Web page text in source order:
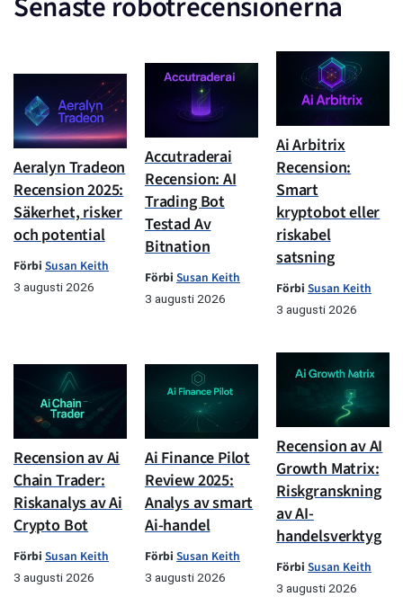
Aeralyn Tradeon
Recension 2025:
Säkerhet, risker
och potential
Förbi Susan Keith
3 augusti 2026
Accutraderai
Recension: AI
Trading Bot
Testad Av
Bitnation
Förbi Susan Keith
3 augusti 2026
Ai Arbitrix
Recension:
Smart
kryptobot eller
riskabel
satsning
Förbi Susan Keith
3 augusti 2026
Recension av Ai
Chain Trader:
Riskanalys av Ai
Crypto Bot
Förbi Susan Keith
3 augusti 2026
Ai Finance Pilot
Review 2025:
Analys av smart
Ai-handel
Förbi Susan Keith
3 augusti 2026
Recension av AI
Growth Matrix:
Riskgranskning
av AI-
handelsverktyg
Förbi Susan Keith
3 augusti 2026